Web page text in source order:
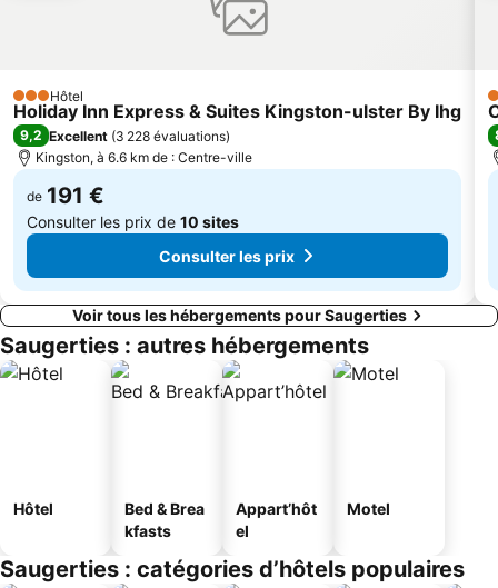
3 Étoiles
Hôtel
Holiday Inn Express & Suites Kingston-ulster By Ihg
9,2 Excellent (3 228 évaluations)
Kingston, à 6.6 km de : Centre-ville
de 191 €
Consulter les prix de 10 sites
Consulter les prix
Voir tous les hébergements pour Saugerties
Saugerties : autres hébergements
Hôtel
Bed & Brea
kfasts
Appart’hôt
el
Motel
Saugerties : catégories d’hôtels populaires